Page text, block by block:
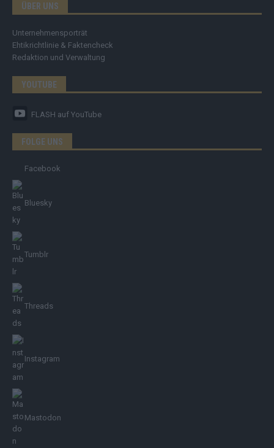
ÜBER UNS
Unternehmensporträt
Ehtikrichtlinie & Faktencheck
Redaktion und Verwaltung
YOUTUBE
FLASH auf YouTube
FOLGE UNS
Facebook
Bluesky
Tumblr
Threads
Instagram
Mastodon